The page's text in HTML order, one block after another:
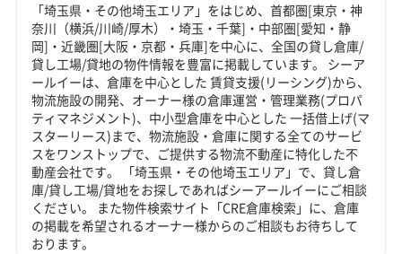
「埼玉県・その他埼玉エリア」をはじめ、首都圏[東京・神
奈川（横浜/川崎/厚木）・埼玉・千葉]・中部圏[愛知・静
岡]・近畿圏[大阪・京都・兵庫]を中心に、全国の貸し倉庫/
貸し工場/貸地の物件情報を豊富に掲載しています。 シーア
ールイーは、倉庫を中心とした 賃貸支援(リーシング)から、
物流施設の開発、オーナー様の倉庫運営・管理業務(プロパ
ティマネジメント)、中小型倉庫を中心とした 一括借上げ(マ
スターリース)まで、物流施設・倉庫に関する全てのサービ
スをワンストップで、ご提供する物流不動産に特化した不
動産会社です。 「埼玉県・その他埼玉エリア」で、貸し倉
庫/貸し工場/貸地をお探しであればシーアールイーにご相談
ください。 また物件検索サイト「CRE倉庫検索」に、倉庫
の掲載を希望されるオーナー様からのご相談もお待ちして
おります。